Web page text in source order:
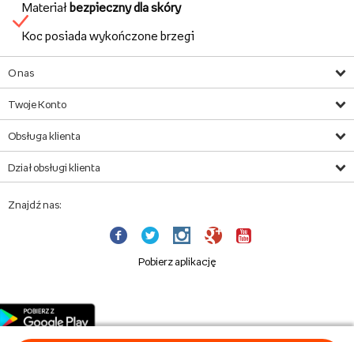
Materiał bezpieczny dla skóry
Koc posiada wykończone brzegi
O nas
Twoje Konto
Obsługa klienta
Dział obsługi klienta
Znajdź nas:
Pobierz aplikację